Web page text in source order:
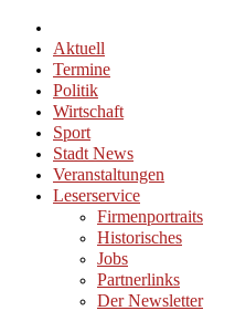
Aktuell
Termine
Politik
Wirtschaft
Sport
Stadt News
Veranstaltungen
Leserservice
Firmenportraits
Historisches
Jobs
Partnerlinks
Der Newsletter